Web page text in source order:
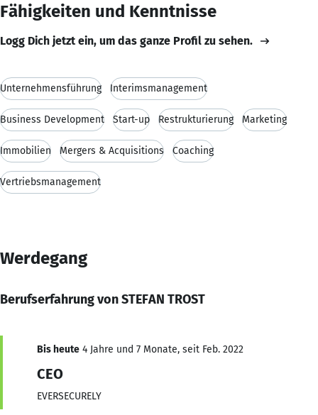
Fähigkeiten und Kenntnisse
Logg Dich jetzt ein, um das ganze Profil zu sehen.
Unternehmensführung Interimsmanagement
Business Development Start-up Restrukturierung Marketing
Immobilien Mergers & Acquisitions Coaching
Vertriebsmanagement
Werdegang
Berufserfahrung von STEFAN TROST
Bis heute 4 Jahre und 7 Monate, seit Feb. 2022
CEO
EVERSECURELY